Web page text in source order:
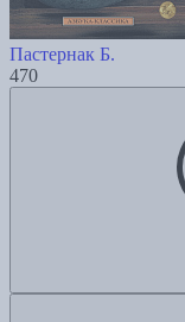
Пастернак Б.
470